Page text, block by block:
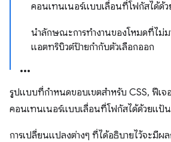
คอนเทนเนอร์แบบเลื่อนที่โฟกัสได้ด้
นำลักษณะการทำงานของโหมดที่ไม่ม
แอตทริบิวต์ป้ายกำกับตัวเลือกออก
รูปแบบที่กำหนดขอบเขตสำหรับ CSS, ฟีเจ
คอนเทนเนอร์แบบเลื่อนที่โฟกัสได้ด้วยแป้
การเปลี่ยนแปลงต่างๆ ที่ได้อธิบายไว้จะมีผ